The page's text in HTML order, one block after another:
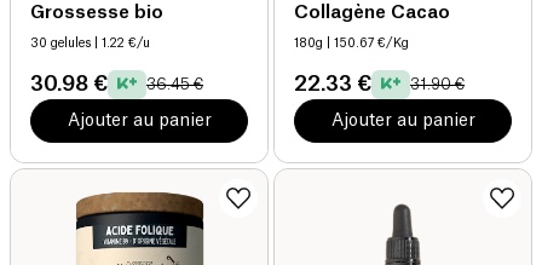
Grossesse bio
30 gelules | 1.22 €/u
30.98 € 36.45 €
Ajouter au panier
Collagène Cacao
180g | 150.67 €/Kg
22.33 € 31.90 €
Ajouter au panier